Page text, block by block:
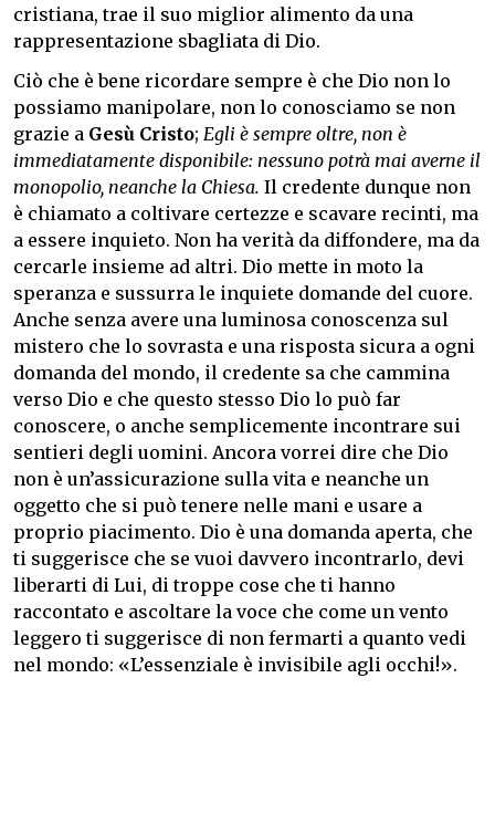
cristiana, trae il suo miglior alimento da una
rappresentazione sbagliata di Dio.
Ciò che è bene ricordare sempre è che Dio non lo
possiamo manipolare, non lo conosciamo se non
grazie a Gesù Cristo; Egli è sempre oltre, non è
immediatamente disponibile: nessuno potrà mai averne il
monopolio, neanche la Chiesa. Il credente dunque non
è chiamato a coltivare certezze e scavare recinti, ma
a essere inquieto. Non ha verità da diffondere, ma da
cercarle insieme ad altri. Dio mette in moto la
speranza e sussurra le inquiete domande del cuore.
Anche senza avere una luminosa conoscenza sul
mistero che lo sovrasta e una risposta sicura a ogni
domanda del mondo, il credente sa che cammina
verso Dio e che questo stesso Dio lo può far
conoscere, o anche semplicemente incontrare sui
sentieri degli uomini. Ancora vorrei dire che Dio
non è un’assicurazione sulla vita e neanche un
oggetto che si può tenere nelle mani e usare a
proprio piacimento. Dio è una domanda aperta, che
ti suggerisce che se vuoi davvero incontrarlo, devi
liberarti di Lui, di troppe cose che ti hanno
raccontato e ascoltare la voce che come un vento
leggero ti suggerisce di non fermarti a quanto vedi
nel mondo: «L’essenziale è invisibile agli occhi!».